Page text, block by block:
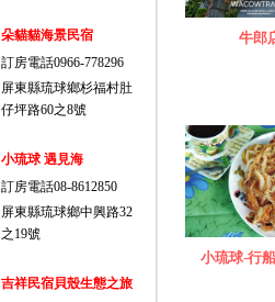
朵貓貓海景民宿
訂房電話0966-778296
屏東縣琉球鄉杉福村肚
仔坪路60之8號
小琉球 遇見海
訂房電話08-8612850
屏東縣琉球鄉中興路32
之19號
吉祥民宿貝殼生態之旅
牛郎
小琉球-行